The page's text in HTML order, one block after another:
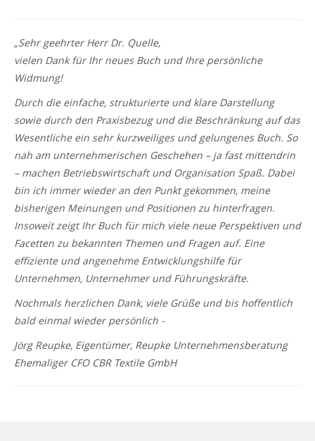
„Sehr geehrter Herr Dr. Quelle,
vielen Dank für Ihr neues Buch und Ihre persönliche
Widmung!
Durch die einfache, strukturierte und klare Darstellung
sowie durch den Praxisbezug und die Beschränkung auf das
Wesentliche ein sehr kurzweiliges und gelungenes Buch. So
nah am unternehmerischen Geschehen – ja fast mittendrin
– machen Betriebswirtschaft und Organisation Spaß. Dabei
bin ich immer wieder an den Punkt gekommen, meine
bisherigen Meinungen und Positionen zu hinterfragen.
Insoweit zeigt Ihr Buch für mich viele neue Perspektiven und
Facetten zu bekannten Themen und Fragen auf. Eine
effiziente und angenehme Entwicklungshilfe für
Unternehmen, Unternehmer und Führungskräfte.
Nochmals herzlichen Dank, viele Grüße und bis hoffentlich
bald einmal wieder persönlich -
Jörg Reupke, Eigentümer, Reupke Unternehmensberatung
Ehemaliger CFO CBR Textile GmbH